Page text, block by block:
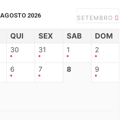
AGOSTO 2026 SETEMBRO
QUI SEX SAB DOM
30 31 1 2
6 7 8 9